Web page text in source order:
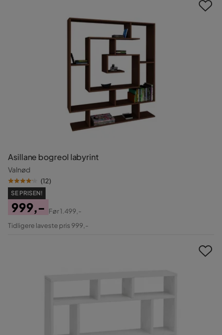
Asillane bogreol labyrint
Valnød
(12)
SE PRISEN!
Pris
999,-
Original
Før1.499,-
Tidligere laveste pris 999,-